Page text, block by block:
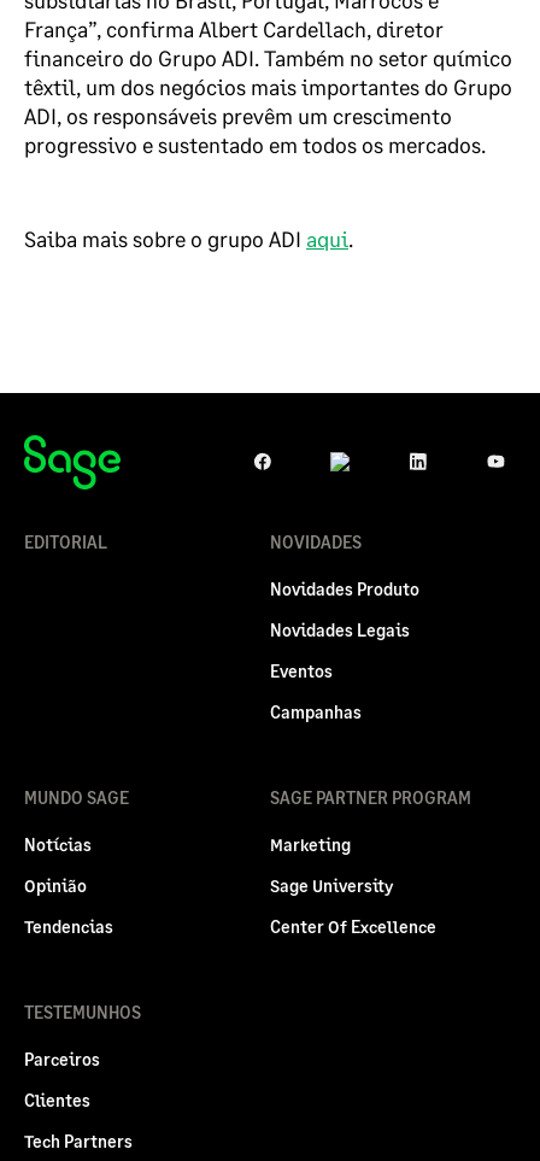
França”, confirma Albert Cardellach, diretor
financeiro do Grupo ADI. Também no setor químico
têxtil, um dos negócios mais importantes do Grupo
ADI, os responsáveis prevêm um crescimento
progressivo e sustentado em todos os mercados.
Saiba mais sobre o grupo ADI aqui.
EDITORIAL NOVIDADES
Novidades Produto
Novidades Legais
Eventos
Campanhas
MUNDO SAGE
Notícias
Opinião
Tendencias
SAGE PARTNER PROGRAM
Marketing
Sage University
Center Of Excellence
TESTEMUNHOS
Parceiros
Clientes
Tech Partners